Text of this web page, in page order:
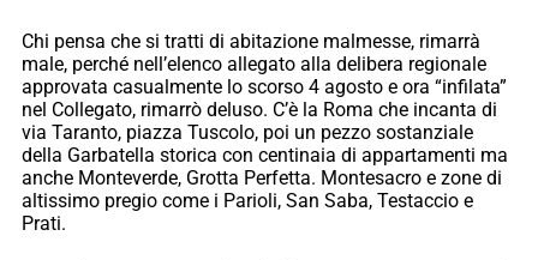
Chi pensa che si tratti di abitazione malmesse, rimarrà
male, perché nell’elenco allegato alla delibera regionale
approvata casualmente lo scorso 4 agosto e ora “infilata”
nel Collegato, rimarrò deluso. C’è la Roma che incanta di
via Taranto, piazza Tuscolo, poi un pezzo sostanziale
della Garbatella storica con centinaia di appartamenti ma
anche Monteverde, Grotta Perfetta. Montesacro e zone di
altissimo pregio come i Parioli, San Saba, Testaccio e
Prati.